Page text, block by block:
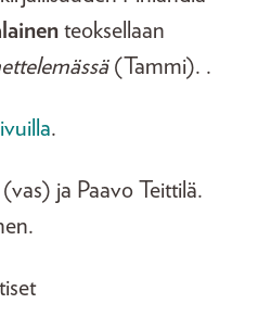
teoksellaan
(Tammi). .
.
ja Paavo Teittilä.